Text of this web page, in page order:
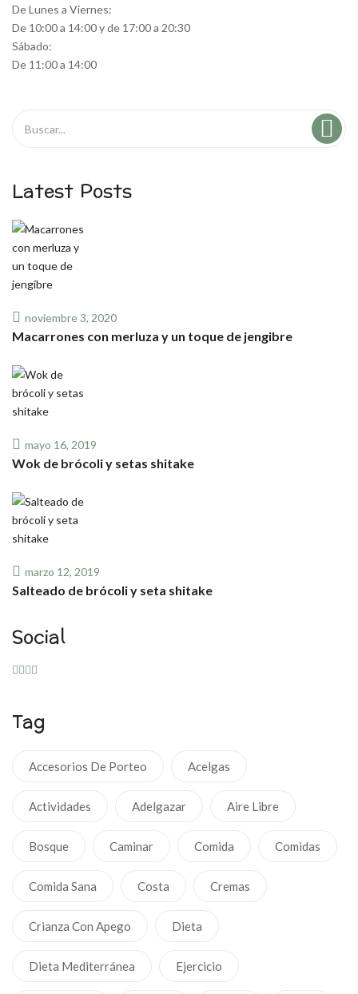
De Lunes a Viernes:
De 10:00 a 14:00 y de 17:00 a 20:30
Sábado:
De 11:00 a 14:00
Latest Posts
noviembre 3, 2020
Macarrones con merluza y un toque de jengibre
mayo 16, 2019
Wok de brócoli y setas shitake
marzo 12, 2019
Salteado de brócoli y seta shitake
Social
Tag
Accesorios De Porteo Acelgas
Actividades Adelgazar Aire Libre
Bosque Caminar Comida Comidas
Comida Sana Costa Cremas
Crianza Con Apego Dieta
Dieta Mediterránea Ejercicio